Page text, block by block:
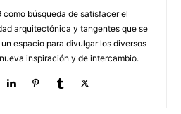
búsqueda de satisfacer el
arquitectónica y tangentes que se
espacio para divulgar los diversos
inspiración y de intercambio.